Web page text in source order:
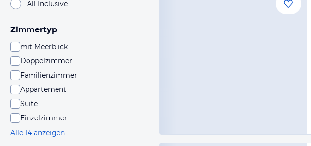
All Inclusive
Zimmertyp
mit Meerblick
Doppelzimmer
Familienzimmer
Appartement
Suite
Einzelzimmer
Alle 14 anzeigen